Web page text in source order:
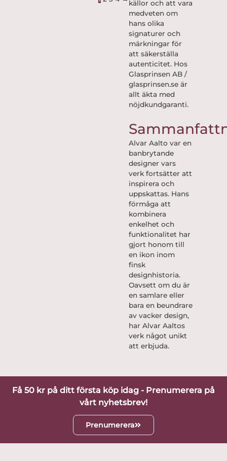
källor och att vara
medveten om
hans olika
signaturer och
märkningar för
att säkerställa
autenticitet. Hos
Glasprinsen AB /
glasprinsen.se är
allt äkta med
nöjdkundgaranti.
Alvar Aalto var en
banbrytande
designer vars
verk fortsätter att
inspirera och
uppskattas. Hans
förmåga att
kombinera
enkelhet och
funktionalitet har
gjort honom till
en ikon inom
finsk
designhistoria.
Oavsett om du är
en samlare eller
bara en beundrare
av vacker design,
har Alvar Aaltos
verk något unikt
att erbjuda.
Få 50 kr på ditt första köp idag - Prenumerera på
vårt nyhetsbrev!
Prenumerera